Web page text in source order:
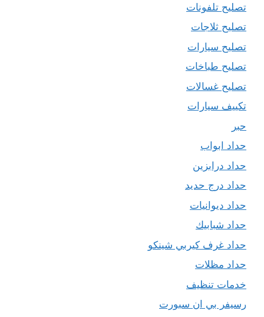
تصليح تلفونات
تصليح ثلاجات
تصليح سيارات
تصليح طباخات
تصليح غسالات
تكييف سيارات
حبر
حداد ابواب
حداد درابزين
حداد درج حديد
حداد ديوانيات
حداد شبابيك
حداد غرف كيربي شينكو
حداد مظلات
خدمات تنظيف
رسيفر بي ان سبورت